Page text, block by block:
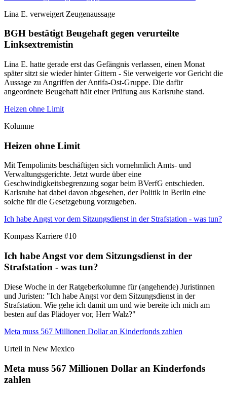
Lina E. verweigert Zeugenaussage
BGH bestätigt Beugehaft gegen verurteilte
Linksextremistin
Lina E. hatte gerade erst das Gefängnis verlassen, einen Monat
später sitzt sie wieder hinter Gittern - Sie verweigerte vor Gericht die
Aussage zu Angriffen der Antifa-Ost-Gruppe. Die dafür
angeordnete Beugehaft hält einer Prüfung aus Karlsruhe stand.
Heizen ohne Limit
Kolumne
Heizen ohne Limit
Mit Tempolimits beschäftigen sich vornehmlich Amts- und
Verwaltungsgerichte. Jetzt wurde über eine
Geschwindigkeitsbegrenzung sogar beim BVerfG entschieden.
Karlsruhe hat dabei davon abgesehen, der Politik in Berlin eine
solche für die Gesetzgebung vorzugeben.
Ich habe Angst vor dem Sitzungsdienst in der Strafstation - was tun?
Kompass Karriere #10
Ich habe Angst vor dem Sitzungsdienst in der
Strafstation - was tun?
Diese Woche in der Ratgeberkolumne für (angehende) Juristinnen
und Juristen: "Ich habe Angst vor dem Sitzungsdienst in der
Strafstation. Wie gehe ich damit um und wie bereite ich mich am
besten auf das Plädoyer vor, Herr Walz?"
Meta muss 567 Millionen Dollar an Kinderfonds zahlen
Urteil in New Mexico
Meta muss 567 Millionen Dollar an Kinderfonds
zahlen